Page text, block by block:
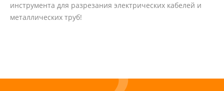
инструмента для разрезания электрических кабелей и
металлических труб!